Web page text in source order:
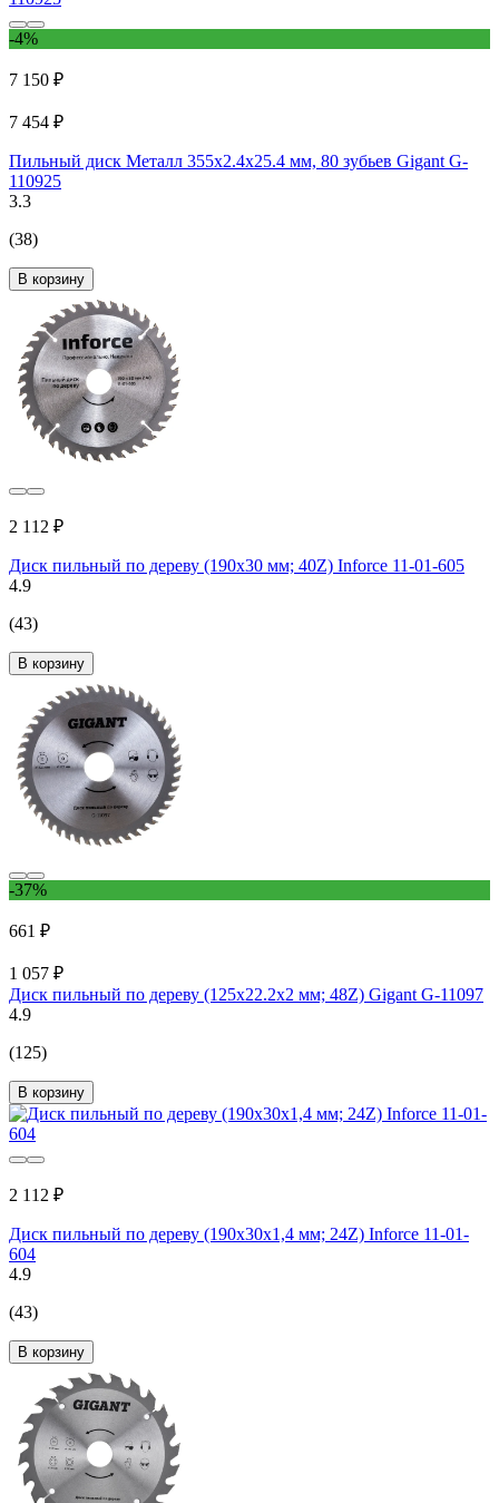
-4%
7 150 ₽
7 454 ₽
Пильный диск Металл 355x2.4x25.4 мм, 80 зубьев Gigant G-
110925
3.3
(38)
В корзину
2 112 ₽
Диск пильный по дереву (190х30 мм; 40Z) Inforce 11-01-605
4.9
(43)
В корзину
-37%
661 ₽
1 057 ₽
Диск пильный по дереву (125х22.2х2 мм; 48Z) Gigant G-11097
4.9
(125)
В корзину
2 112 ₽
Диск пильный по дереву (190х30х1,4 мм; 24Z) Inforce 11-01-
604
4.9
(43)
В корзину